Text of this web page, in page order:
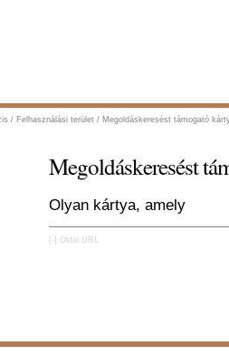
/ Felhasználási terület / Megoldáskeresést támogató
Megoldáskeresést
Olyan kártya, amely
[-] Oldal URL